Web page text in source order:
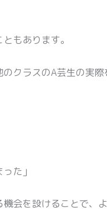
もあります。
クラスのA芸生の実
た」
会を設けることで、